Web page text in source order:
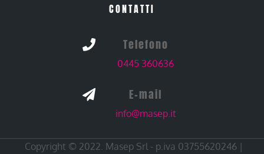
CONTATTI
 Telefono
0445 360636
 E-mail
info@masep.it
Copyright © 2022. Masep Srl - p.iva 03755620246 |